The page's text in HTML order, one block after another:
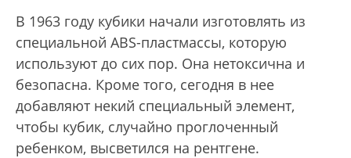
В 1963 году кубики начали изготовлять из
специальной ABS-пластмассы, которую
используют до сих пор. Она нетоксична и
безопасна. Кроме того, сегодня в нее
добавляют некий специальный элемент,
чтобы кубик, случайно проглоченный
ребенком, высветился на рентгене.